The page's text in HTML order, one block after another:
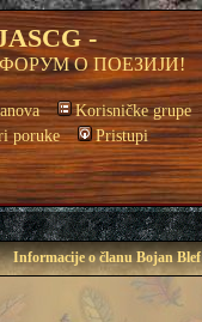
-
О ПОЕЗИЈИ!
Korisničke grupe
poruke Pristupi
Informacije o članu Bojan Blef